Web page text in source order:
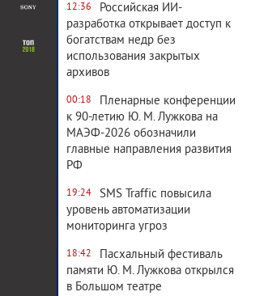
12:36
Российская ИИ-
разработка открывает доступ к
богатствам недр без
использования закрытых
архивов
00:18
Пленарные конференции
к 90-летию Ю. М. Лужкова на
МАЭФ-2026 обозначили
главные направления развития
РФ
19:24
SMS Traffic повысила
уровень автоматизации
мониторинга угроз
18:42
Пасхальный фестиваль
памяти Ю. М. Лужкова открылся
в Большом театре